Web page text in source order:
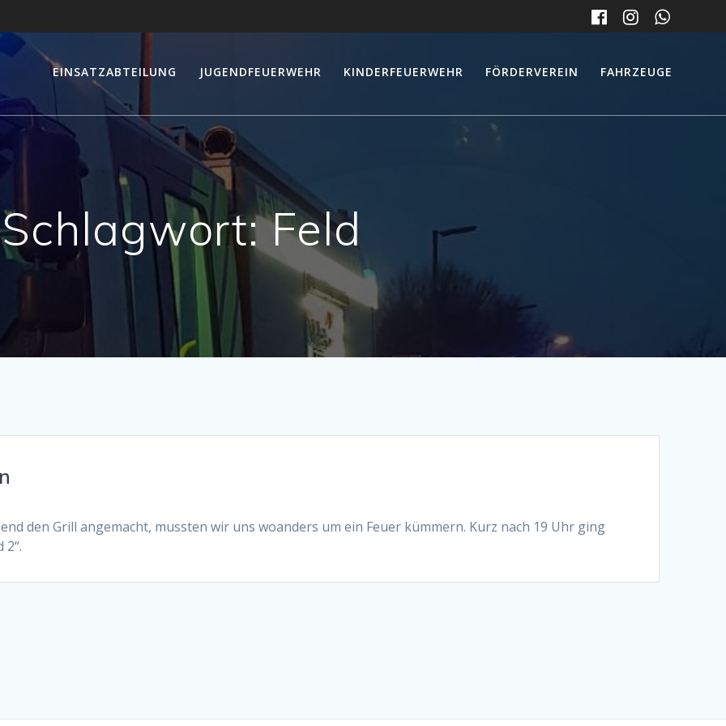
EINSATZABTEILUNG JUGENDFEUERWEHR KINDERFEUERWEHR FÖRDERVEREIN FAHRZEUGE
Schlagwort:Feld
den Grill angemacht, mussten wir uns woanders um ein Feuer kümmern. Kurz nach 19 Uhr ging